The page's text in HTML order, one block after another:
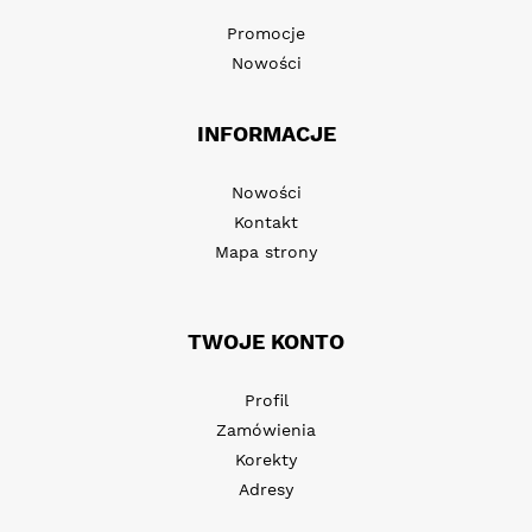
Promocje
Nowości
INFORMACJE
Nowości
Kontakt
Mapa strony
TWOJE KONTO
Profil
Zamówienia
Korekty
Adresy